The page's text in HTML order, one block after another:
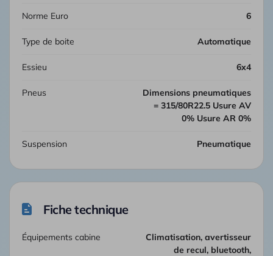
Norme Euro 6
Type de boite automatique
Essieu 6x4
Pneus
Dimensions pneumatiques
= 315/80R22.5 Usure AV
0% Usure AR 0%
Suspension Pneumatique
Fiche technique
Équipements cabine
climatisation, avertisseur
de recul, bluetooth,